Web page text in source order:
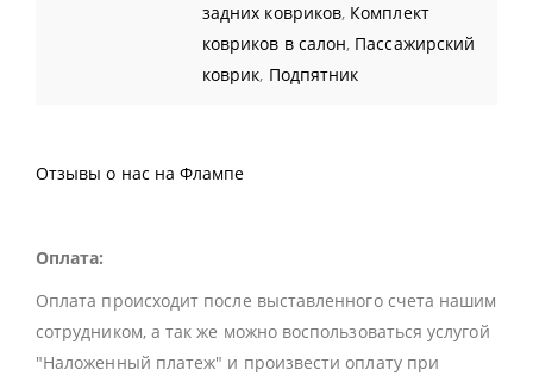
задних ковриков, Комплект
ковриков в салон, Пассажирский
коврик, Подпятник
Отзывы о нас на Флампе
Оплата:
Оплата происходит после выставленного счета нашим
сотрудником, а так же можно воспользоваться услугой
"Наложенный платеж" и произвести оплату при